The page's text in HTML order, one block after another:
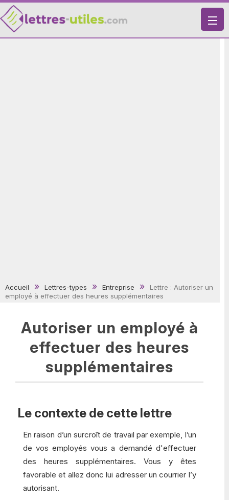
X
Accueil Lettres-types Entreprise
Lettre : Autoriser un
employé à effectuer des heures supplémentaires
Autoriser un employé à
effectuer des heures
supplémentaires
Le contexte de cette lettre
En raison d’un surcroît de travail par exemple, l’un
de vos employés vous a demandé d'effectuer
des heures supplémentaires. Vous y êtes
favorable et allez donc lui adresser un courrier l’y
autorisant.